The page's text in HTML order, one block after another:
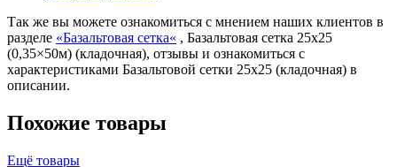
Так же вы можете ознакомиться с мнением наших клиентов в
разделе «Базальтовая сетка« , Базальтовая сетка 25х25
(0,35×50м) (кладочная), отзывы и ознакомиться с
характеристиками Базальтовой сетки 25х25 (кладочная) в
описании.
Похожие товары
Ещё товары